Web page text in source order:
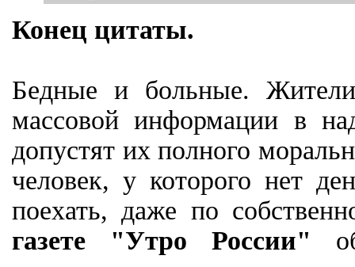
Конец цитаты.
Бедные и больные. Жители
массовой информации в
допустят их полного
человек, у которого нет
поехать, даже по
газете "Утро России"